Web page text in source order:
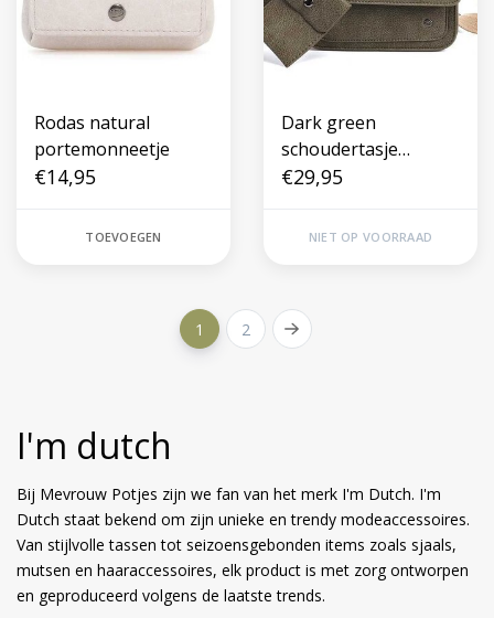
Rodas natural
portemonneetje
€14,95
TOEVOEGEN
Dark green
schoudertasje
Toulon
€29,95
NIET OP VOORRAAD
1 2
I'm dutch
Bij Mevrouw Potjes zijn we fan van het merk I'm Dutch. I'm
Dutch staat bekend om zijn unieke en trendy modeaccessoires.
Van stijlvolle tassen tot seizoensgebonden items zoals sjaals,
mutsen en haaraccessoires, elk product is met zorg ontworpen
en geproduceerd volgens de laatste trends.